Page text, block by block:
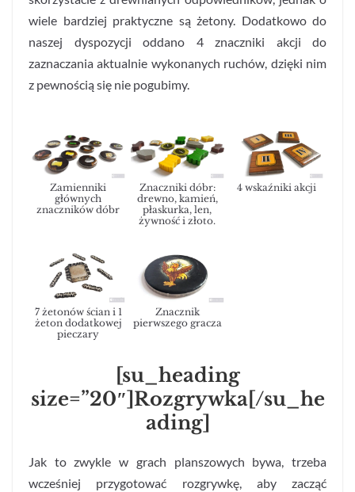
wiele bardziej praktyczne są żetony. Dodatkowo do
naszej dyspozycji oddano 4 znaczniki akcji do
zaznaczania aktualnie wykonanych ruchów, dzięki nim
z pewnością się nie pogubimy.
Zamienniki
głównych
znaczników dóbr
Znaczniki dóbr:
drewno, kamień,
płaskurka, len,
żywność i złoto.
4 wskaźniki akcji
7 żetonów ścian i 1
żeton dodatkowej
pieczary
Znacznik
pierwszego gracza
[su_heading
size=”20″]Rozgrywka[/su_he
ading]
Jak to zwykle w grach planszowych bywa, trzeba
wcześniej przygotować rozgrywkę, aby zacząć